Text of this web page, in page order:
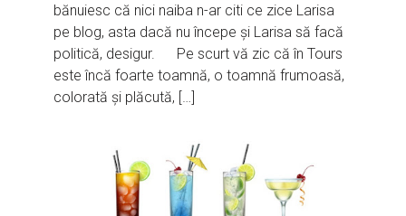
bănuiesc că nici naiba n-ar citi ce zice Larisa
pe blog, asta dacă nu începe și Larisa să facă
politică, desigur. Pe scurt vă zic că în Tours
este încă foarte toamnă, o toamnă frumoasă,
colorată și plăcută, […]